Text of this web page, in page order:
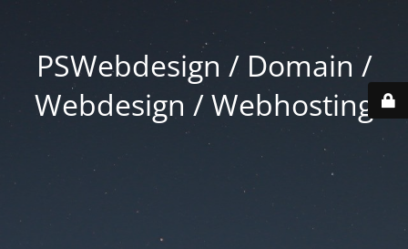
PSWebdesign / Domain /
Webdesign / Webhosting